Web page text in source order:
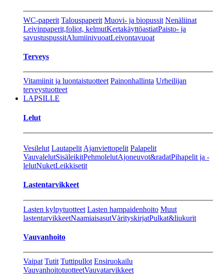
WC-paperit Talouspaperit Muovi- ja biopussit Nenäliinat
Leivinpaperit,foliot, kelmutKertakäyttöastiatPaisto- ja
savustuspussitAlumiinivuoatLeivontavuoat
Terveys
Vitamiinit ja luontaistuotteet Painonhallinta Urheilijan
terveystuotteet
LAPSILLE
Lelut
Vesilelut Lautapelit Ajanviettopelit Palapelit
VauvalelutSisäleikitPehmolelutAjoneuvot&radatPihapelit ja -
lelutNuketLeikkisetit
Lastentarvikkeet
Lasten kylpytuotteet Lasten hampaidenhoito Muut
lastentarvikkeetNaamiaisasutVärityskirjatPulkat&liukurit
Vauvanhoito
Vaipat Tutit Tuttipullot Ensiruokailu
VauvanhoitotuotteetVauvatarvikkeet